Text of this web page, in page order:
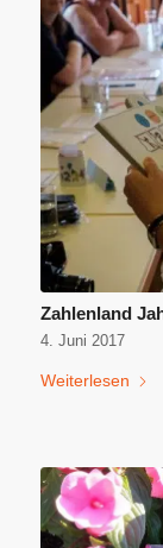
Zahlenland
4. Juni 2017
Weiterlesen